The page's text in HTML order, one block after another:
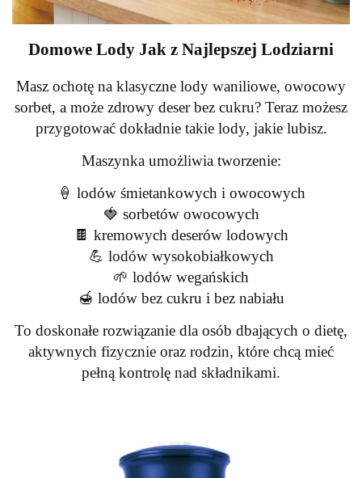
Domowe Lody Jak z Najlepszej Lodziarni
Masz ochotę na klasyczne lody waniliowe, owocowy
sorbet, a może zdrowy deser bez cukru? Teraz możesz
przygotować dokładnie takie lody, jakie lubisz.
Maszynka umożliwia tworzenie:
🍦 lodów śmietankowych i owocowych
🍓 sorbetów owocowych
🍫 kremowych deserów lodowych
💪 lodów wysokobiałkowych
🌱 lodów wegańskich
🍯 lodów bez cukru i bez nabiału
To doskonałe rozwiązanie dla osób dbających o dietę,
aktywnych fizycznie oraz rodzin, które chcą mieć
pełną kontrolę nad składnikami.